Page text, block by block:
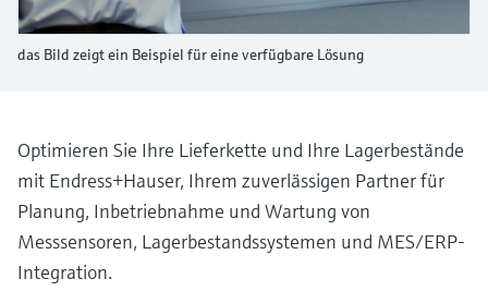
Device Viewer
Produktspezifische Informationen und
Ersatzteilsuche
Ersatzteile anhand von Produktwurzel,
Bestellcode oder Seriennummer finden
Füllstandsmessung
Füllstandsmessung Druck
Analysatoren für Härte, Eisen,
Aluminium & Chromat
Mikrowellentransmission
Memosens-Technologie
Alle ansehen
das Bild zeigt ein Beispiel für eine verfügbare Lösung
Optimieren Sie Ihre Lieferkette und Ihre Lagerbestände
mit Endress+Hauser, Ihrem zuverlässigen Partner für
Planung, Inbetriebnahme und Wartung von
Messsensoren, Lagerbestandssystemen und MES/ERP-
Integration.